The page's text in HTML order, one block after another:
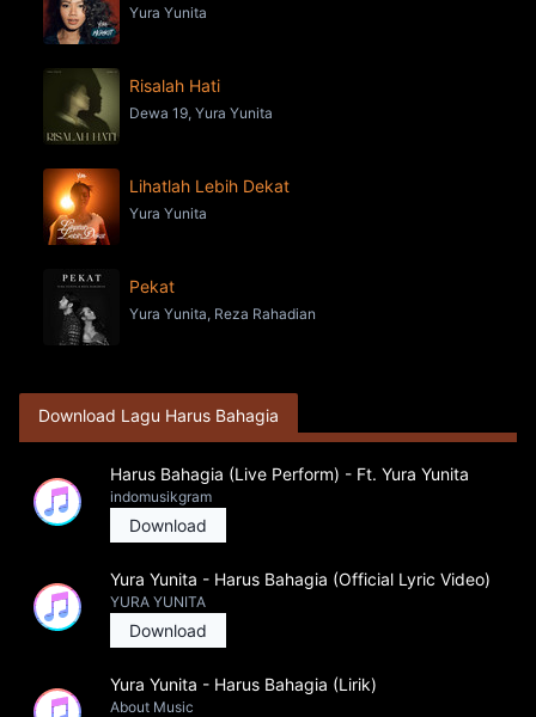
Yura Yunita
Risalah Hati
Dewa 19, Yura Yunita
Lihatlah Lebih Dekat
Yura Yunita
Pekat
Yura Yunita, Reza Rahadian
Download Lagu Harus Bahagia
Harus Bahagia (Live Perform) - Ft. Yura Yunita
indomusikgram
Download
Yura Yunita - Harus Bahagia (Official Lyric Video)
YURA YUNITA
Download
Yura Yunita - Harus Bahagia (Lirik)
About Music